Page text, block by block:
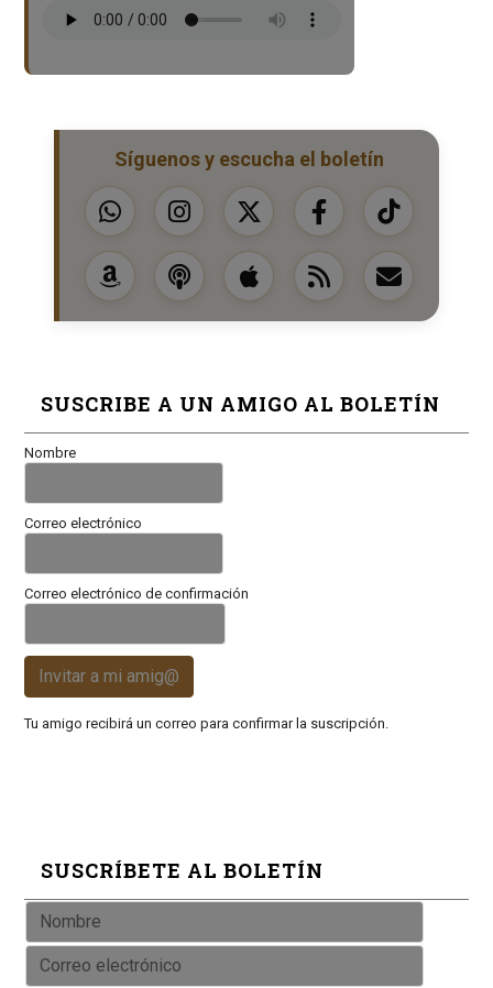
Síguenos y escucha el boletín
SUSCRIBE A UN AMIGO AL BOLETÍN
Nombre
Correo electrónico
Correo electrónico de confirmación
Invitar a mi amig@
Tu amigo recibirá un correo para confirmar la suscripción.
SUSCRÍBETE AL BOLETÍN